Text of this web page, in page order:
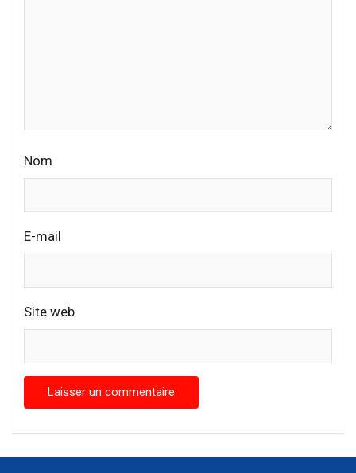
Nom
E-mail
Site web